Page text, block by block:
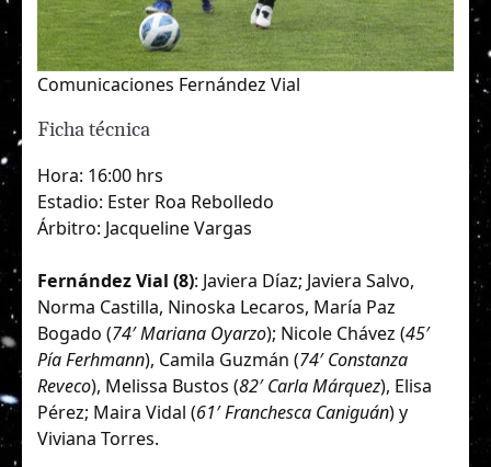
Comunicaciones Fernández Vial
Ficha técnica
Hora: 16:00 hrs
Estadio: Ester Roa Rebolledo
Árbitro: Jacqueline Vargas
Fernández Vial (8): Javiera Díaz; Javiera Salvo,
Norma Castilla, Ninoska Lecaros, María Paz
Bogado (74′ Mariana Oyarzo); Nicole Chávez (45′
Pía Ferhmann), Camila Guzmán (74′ Constanza
Reveco), Melissa Bustos (82′ Carla Márquez), Elisa
Pérez; Maira Vidal (61′ Franchesca Caniguán) y
Viviana Torres.